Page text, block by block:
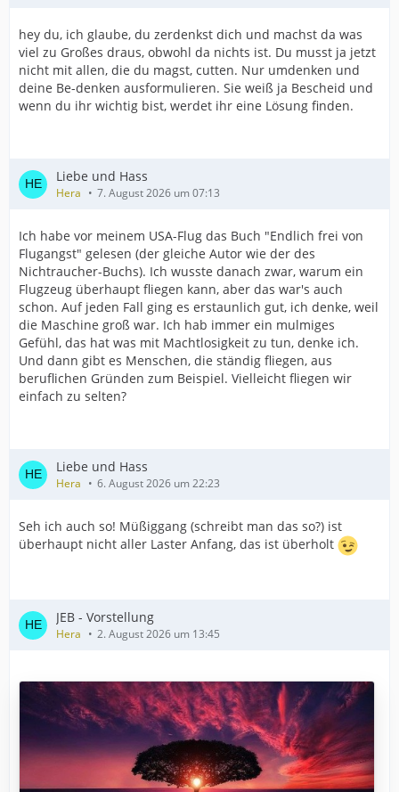
hey du, ich glaube, du zerdenkst dich und machst da was
viel zu Großes draus, obwohl da nichts ist. Du musst ja jetzt
nicht mit allen, die du magst, cutten. Nur umdenken und
deine Be-denken ausformulieren. Sie weiß ja Bescheid und
wenn du ihr wichtig bist, werdet ihr eine Lösung finden.
Liebe und Hass
Hera 7. August 2026 um 07:13
Ich habe vor meinem USA-Flug das Buch "Endlich frei von
Flugangst" gelesen (der gleiche Autor wie der des
Nichtraucher-Buchs). Ich wusste danach zwar, warum ein
Flugzeug überhaupt fliegen kann, aber das war's auch
schon. Auf jeden Fall ging es erstaunlich gut, ich denke, weil
die Maschine groß war. Ich hab immer ein mulmiges
Gefühl, das hat was mit Machtlosigkeit zu tun, denke ich.
Und dann gibt es Menschen, die ständig fliegen, aus
beruflichen Gründen zum Beispiel. Vielleicht fliegen wir
einfach zu selten?
Liebe und Hass
Hera 6. August 2026 um 22:23
Seh ich auch so! Müßiggang (schreibt man das so?) ist
überhaupt nicht aller Laster Anfang, das ist überholt
JEB - Vorstellung
Hera 2. August 2026 um 13:45